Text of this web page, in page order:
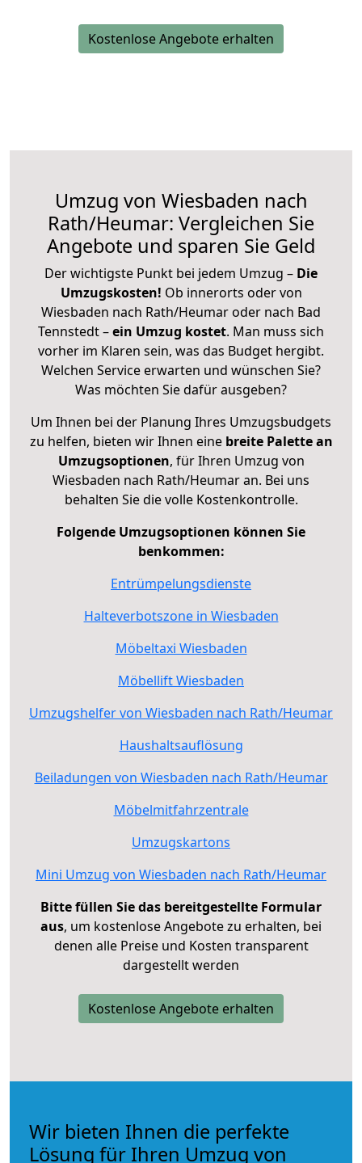
Kostenlose Angebote erhalten
Umzug von Wiesbaden nach
Rath/Heumar: Vergleichen Sie
Angebote und sparen Sie Geld
Der wichtigste Punkt bei jedem Umzug – Die
Umzugskosten! Ob innerorts oder von
Wiesbaden nach Rath/Heumar oder nach Bad
Tennstedt –ein Umzug kostet. Man muss sich
vorher im Klaren sein, was das Budget hergibt.
Welchen Service erwarten und wünschen Sie?
Was möchten Sie dafür ausgeben?
Um Ihnen bei der Planung Ihres Umzugsbudgets
zu helfen, bieten wir Ihnen eine breite Palette an
Umzugsoptionen, für Ihren Umzug von
Wiesbaden nach Rath/Heumar an. Bei uns
behalten Sie die volle Kostenkontrolle.
Folgende Umzugsoptionen können Sie
benkommen:
Entrümpelungsdienste
Halteverbotszone in Wiesbaden
Möbeltaxi Wiesbaden
Möbellift Wiesbaden
Umzugshelfer von Wiesbaden nach Rath/Heumar
Haushaltsauflösung
Beiladungen von Wiesbaden nach Rath/Heumar
Möbelmitfahrzentrale
Umzugskartons
Mini Umzug von Wiesbaden nach Rath/Heumar
Bitte füllen Sie das bereitgestellte Formular
aus, um kostenlose Angebote zu erhalten, bei
denen alle Preise und Kosten transparent
dargestellt werden
Kostenlose Angebote erhalten
Wir bieten Ihnen die perfekte
Lösung für Ihren Umzug von